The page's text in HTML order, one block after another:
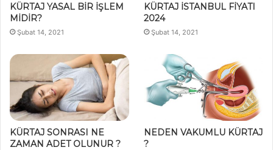
KÜRTAJ YASAL BİR İŞLEM
MİDİR?
Şubat 14, 2021
KÜRTAJ İSTANBUL FİYATI
2024
Şubat 14, 2021
KÜRTAJ SONRASI NE
ZAMAN ADET OLUNUR ?
NEDEN VAKUMLU KÜRTAJ
?